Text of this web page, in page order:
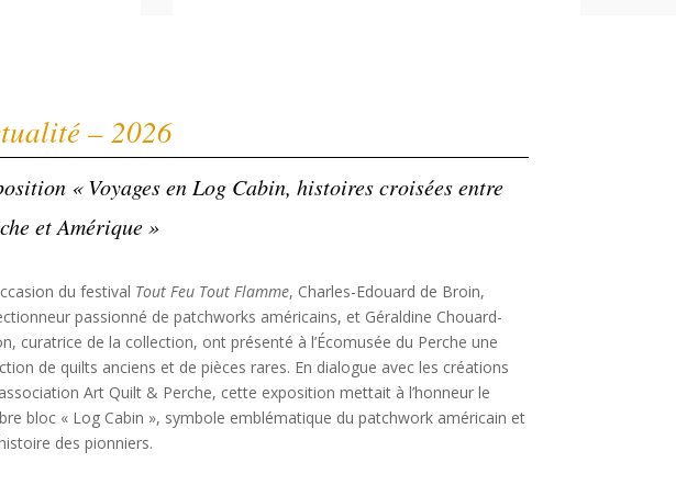
– 2026
« Voyages en Log Cabin, histoires croisées entre
et Amérique »
du festival Tout Feu Tout Flamme, Charles-Edouard de Broin,
passionné de patchworks américains, et Géraldine Chouard-
curatrice de la collection, ont présenté à l’Écomusée du Perche une
de quilts anciens et de pièces rares. En dialogue avec les créations
Art Quilt & Perche, cette exposition mettait à l’honneur le
bloc « Log Cabin », symbole emblématique du patchwork américain et
des pionniers.